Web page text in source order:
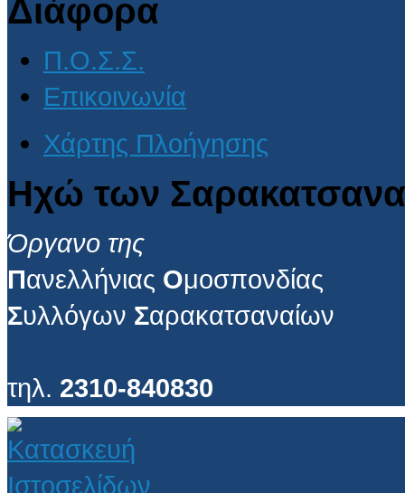
Διάφορα
Π.Ο.Σ.Σ.
Επικοινωνία
Χάρτης Πλοήγησης
Ηχώ των
Όργανο της
Πανελλήνιας Ομοσπονδίας
Συλλόγων Σαρακατσαναίων
τηλ. 2310-840830